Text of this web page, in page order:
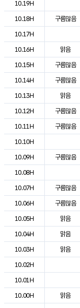
10.19H
10.18H
구름많음
10.17H
10.16H
맑음
10.15H
구름많음
10.14H
구름많음
10.13H
맑음
10.12H
구름많음
10.11H
구름많음
10.10H
10.09H
구름많음
10.08H
10.07H
구름많음
10.06H
구름많음
10.05H
맑음
10.04H
맑음
10.03H
맑음
10.02H
10.01H
10.00H
맑음